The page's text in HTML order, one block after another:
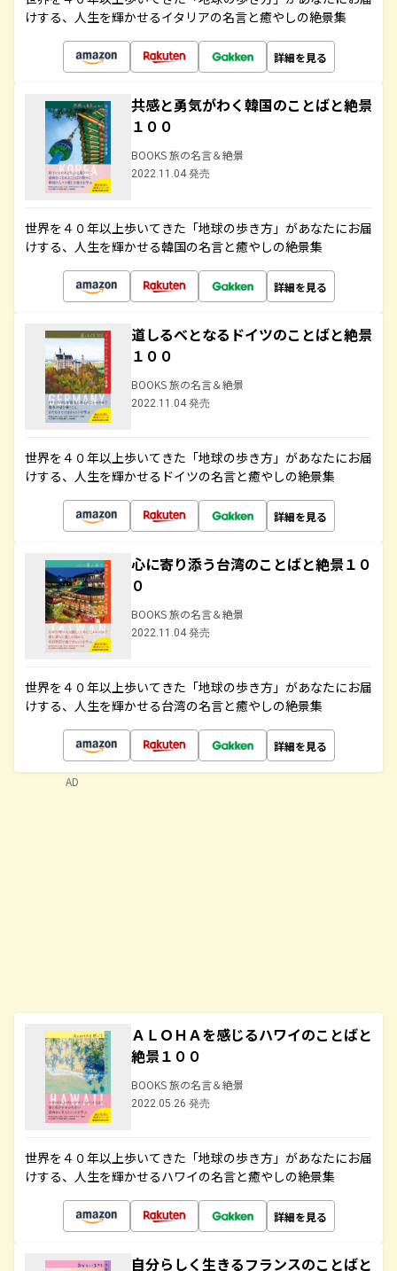
けする、人生を輝かせるイタリアの名言と癒やしの絶景集
詳細を見る
共感と勇気がわく韓国のことばと絶景
１００
BOOKS 旅の名言＆絶景
2022.11.04 発売
世界を４０年以上歩いてきた「地球の歩き方」があなたにお届
けする、人生を輝かせる韓国の名言と癒やしの絶景集
詳細を見る
道しるべとなるドイツのことばと絶景
１００
BOOKS 旅の名言＆絶景
2022.11.04 発売
世界を４０年以上歩いてきた「地球の歩き方」があなたにお届
けする、人生を輝かせるドイツの名言と癒やしの絶景集
詳細を見る
心に寄り添う台湾のことばと絶景１０
０
BOOKS 旅の名言＆絶景
2022.11.04 発売
世界を４０年以上歩いてきた「地球の歩き方」があなたにお届
けする、人生を輝かせる台湾の名言と癒やしの絶景集
詳細を見る
ＡＬＯＨＡを感じるハワイのことばと
絶景１００
BOOKS 旅の名言＆絶景
2022.05.26 発売
世界を４０年以上歩いてきた「地球の歩き方」があなたにお届
けする、人生を輝かせるハワイの名言と癒やしの絶景集
詳細を見る
自分らしく生きるフランスのことばと
AD